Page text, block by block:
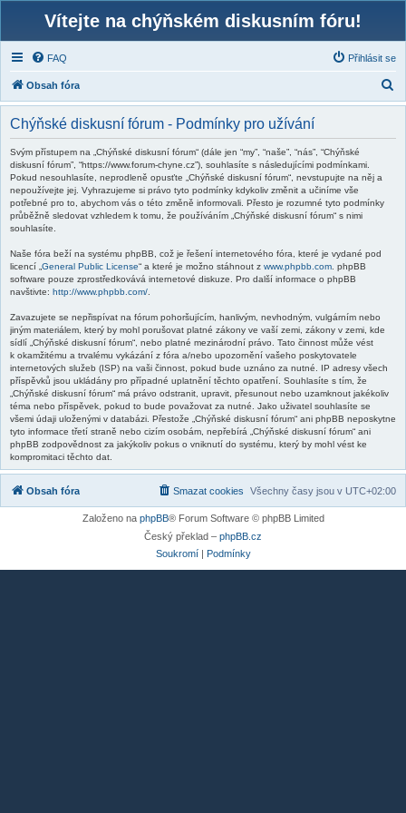
Vítejte na chýňském diskusním fóru!
FAQ Přihlásit se
Obsah fóra
l
Chýňské diskusní fórum - Podmínky pro užívání
Svým přístupem na „Chýňské diskusní fórum“ (dále jen “my”, “naše”, “nás”, “Chýňské
diskusní fórum”, “https://www.forum-chyne.cz”), souhlasíte s následujícími podmínkami.
Pokud nesouhlasíte, neprodleně opusťte „Chýňské diskusní fórum“, nevstupujte na něj a
nepoužívejte jej. Vyhrazujeme si právo tyto podmínky kdykoliv změnit a učiníme vše
potřebné pro to, abychom vás o této změně informovali. Přesto je rozumné tyto podmínky
průběžně sledovat vzhledem k tomu, že používáním „Chýňské diskusní fórum“ s nimi
souhlasíte.
Naše fóra beží na systému phpBB, což je řešení internetového fóra, které je vydané pod
licencí „ General Public License“ a které je možno stáhnout z www.phpbb.com . phpBB
software pouze zprostředkovává internetové diskuze. Pro další informace o phpBB
navštivte: http://www.phpbb.com/
Zavazujete se nepřispívat na fórum pohoršujícím, hanlivým, nevhodným, vulgárním nebo
jiným materiálem, který by mohl porušovat platné zákony ve vaší zemi, zákony v zemi, kde
sídlí „Chýňské diskusní fórum“, nebo platné mezinárodní právo. Tato činnost může vést
k okamžitému a trvalému vykázání z fóra a/nebo upozornění vašeho poskytovatele
internetových služeb (ISP) na vaši činnost, pokud bude uznáno za nutné. IP adresy všech
příspěvků jsou ukládány pro případné uplatnění těchto opatření. Souhlasíte s tím, že
„Chýňské diskusní fórum“ má právo odstranit, upravit, přesunout nebo uzamknout jakékoliv
téma nebo příspěvek, pokud to bude považovat za nutné. Jako uživatel souhlasíte se
všemi údaji uloženými v databázi. Přestože „Chýňské diskusní fórum“ ani phpBB neposkytne
tyto informace třetí straně nebo cizím osobám, nepřebírá „Chýňské diskusní fórum“ ani
phpBB zodpovědnost za jakýkoliv pokus o vniknutí do systému, který by mohl vést ke
kompromitaci těchto dat.
Obsah fóra Všechny časy jsou v UTC+02:00
Smazat cookies
Založeno na phpBB® Forum Software © phpBB Limited
Český překlad – phpBB.cz
Soukromí| Podmínky